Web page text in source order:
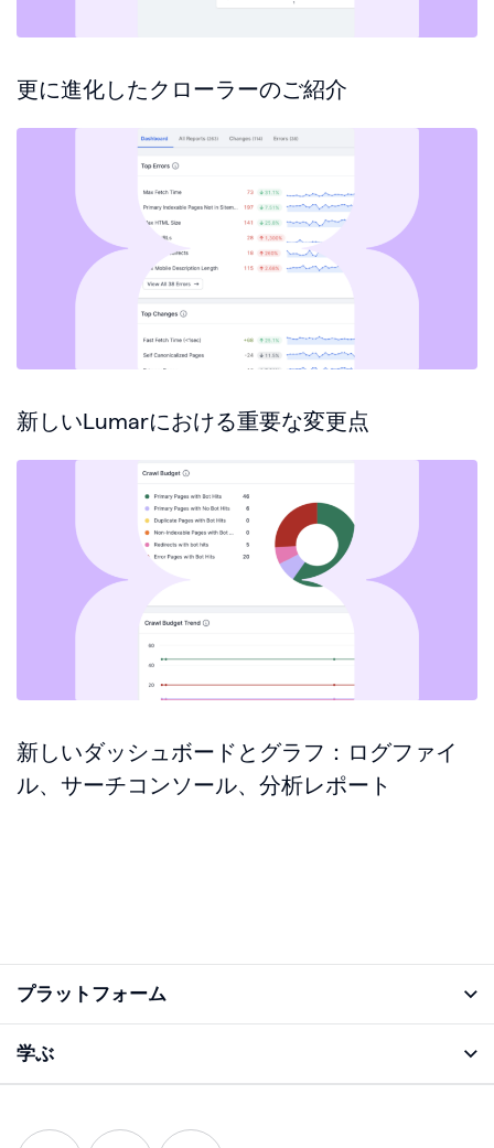
更に進化したクローラーのご紹介
新しいLumarにおける重要な変更点
新しいダッシュボードとグラフ：ログファイ
ル、サーチコンソール、分析レポート
プラットフォーム
学ぶ
プロダクトガイド